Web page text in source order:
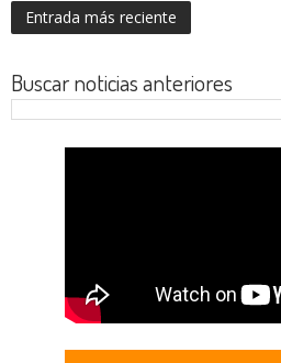
Entrada más reciente
Buscar noticias anteriores